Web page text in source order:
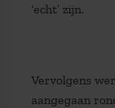
‘echt’ zijn.
Vervolgens
aangegaan